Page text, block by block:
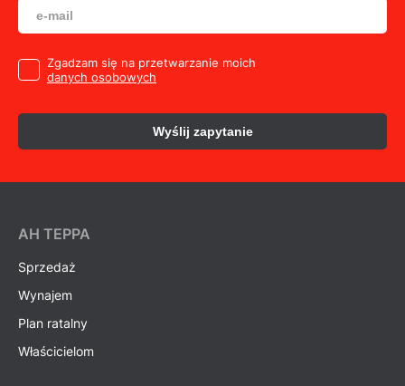
Zgadzam się na przetwarzanie moich
danych osobowych
Wyślij zapytanie
AH ТEPPA
Sprzedaż
Wynajem
Plan ratalny
Właścicielom